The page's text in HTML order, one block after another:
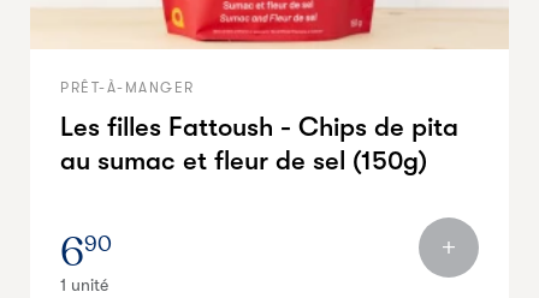
PRÊT-À-MANGER
Les filles Fattoush - Chips de pita
au sumac et fleur de sel (150g)
690
1 unité